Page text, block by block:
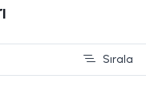
Sırala